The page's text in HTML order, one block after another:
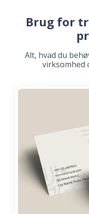
Brug for
Alt, hvad du
virksomhed